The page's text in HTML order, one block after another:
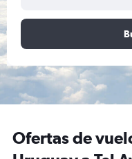
Ofertas de